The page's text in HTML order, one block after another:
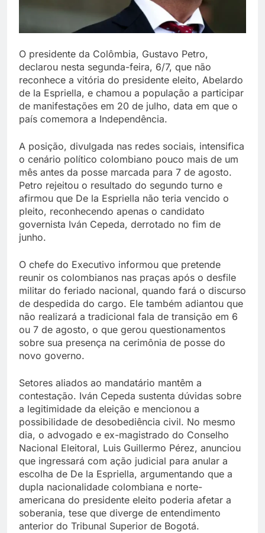
O presidente da Colômbia, Gustavo Petro,
declarou nesta segunda-feira, 6/7, que não
reconhece a vitória do presidente eleito, Abelardo
de la Espriella, e chamou a população a participar
de manifestações em 20 de julho, data em que o
país comemora a Independência.
A posição, divulgada nas redes sociais, intensifica
o cenário político colombiano pouco mais de um
mês antes da posse marcada para 7 de agosto.
Petro rejeitou o resultado do segundo turno e
afirmou que De la Espriella não teria vencido o
pleito, reconhecendo apenas o candidato
governista Iván Cepeda, derrotado no fim de
junho.
O chefe do Executivo informou que pretende
reunir os colombianos nas praças após o desfile
militar do feriado nacional, quando fará o discurso
de despedida do cargo. Ele também adiantou que
não realizará a tradicional fala de transição em 6
ou 7 de agosto, o que gerou questionamentos
sobre sua presença na cerimônia de posse do
novo governo.
Setores aliados ao mandatário mantêm a
contestação. Iván Cepeda sustenta dúvidas sobre
a legitimidade da eleição e mencionou a
possibilidade de desobediência civil. No mesmo
dia, o advogado e ex-magistrado do Conselho
Nacional Eleitoral, Luis Guillermo Pérez, anunciou
que ingressará com ação judicial para anular a
escolha de De la Espriella, argumentando que a
dupla nacionalidade colombiana e norte-
americana do presidente eleito poderia afetar a
soberania, tese que diverge de entendimento
anterior do Tribunal Superior de Bogotá.